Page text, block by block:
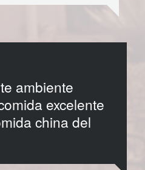
ambiente
excelente
china del